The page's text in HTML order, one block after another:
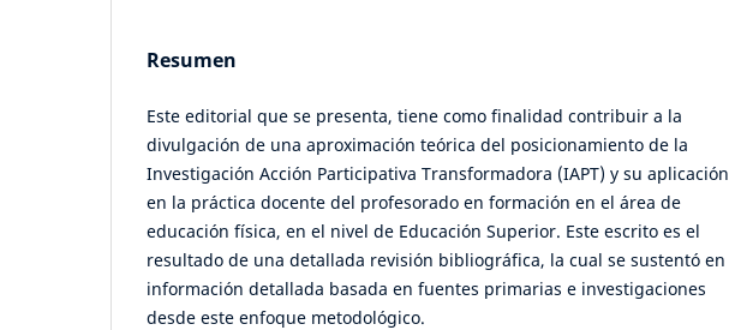
Resumen
Este editorial que se presenta, tiene como finalidad contribuir a la
divulgación de una aproximación teórica del posicionamiento de la
Investigación Acción Participativa Transformadora (IAPT) y su aplicación
en la práctica docente del profesorado en formación en el área de
educación física, en el nivel de Educación Superior. Este escrito es el
resultado de una detallada revisión bibliográfica, la cual se sustentó en
información detallada basada en fuentes primarias e investigaciones
desde este enfoque metodológico.